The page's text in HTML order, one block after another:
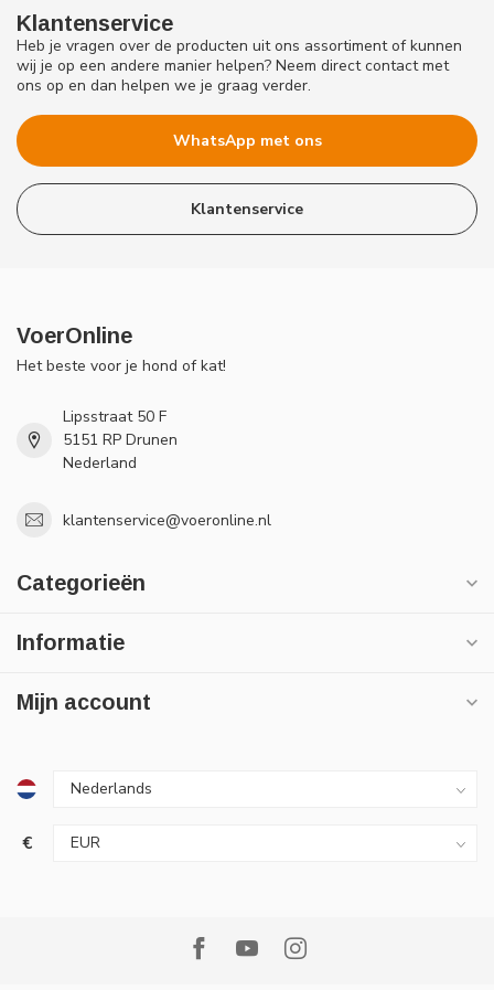
Klantenservice
Heb je vragen over de producten uit ons assortiment of kunnen
wij je op een andere manier helpen? Neem direct contact met
ons op en dan helpen we je graag verder.
WhatsApp met ons
Klantenservice
VoerOnline
Het beste voor je hond of kat!
Lipsstraat 50 F
5151 RP Drunen
Nederland
klantenservice@voeronline.nl
Categorieën
Informatie
Mijn account
€